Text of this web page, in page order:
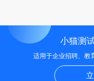
小猫测
适用于企业招聘、教